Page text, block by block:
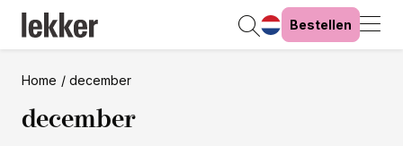
Bestellen
Home december
december